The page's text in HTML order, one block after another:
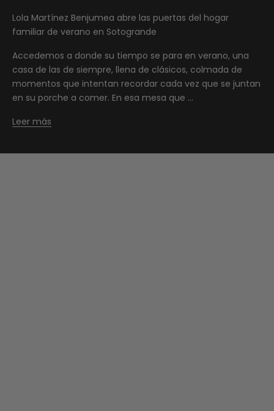
Lola Martínez Benjumea abre las puertas del hogar
familiar de verano en Sotogrande
Accedemos a donde su tiempo se para en verano, una
casa de las de siempre, llena de clásicos, colmada de
momentos que intentan recordar cada vez que se juntan
en su porche a comer. En esa mesa que ...
Leer más